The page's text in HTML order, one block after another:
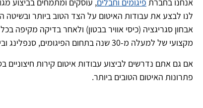
לנו לבצע את עבודות האיטום על הצד הטוב ביותר ובשיטה
אבחון סגריגציה (כיסי אוויר בבטון) ולאחר בדיקה מקיפה
מקצועי של למעלה מ-30 שנה בתחום הפיגומים, סנפלינג וביצוע עבודות בגבוה ועל הציוד המקצועי והמיומנויות המקצועית של צוות עובדי החברה.
אם גם אתם נדרשים לביצוע עבודות איטום קירות
פתרונות האיטום הטובים ביותר.